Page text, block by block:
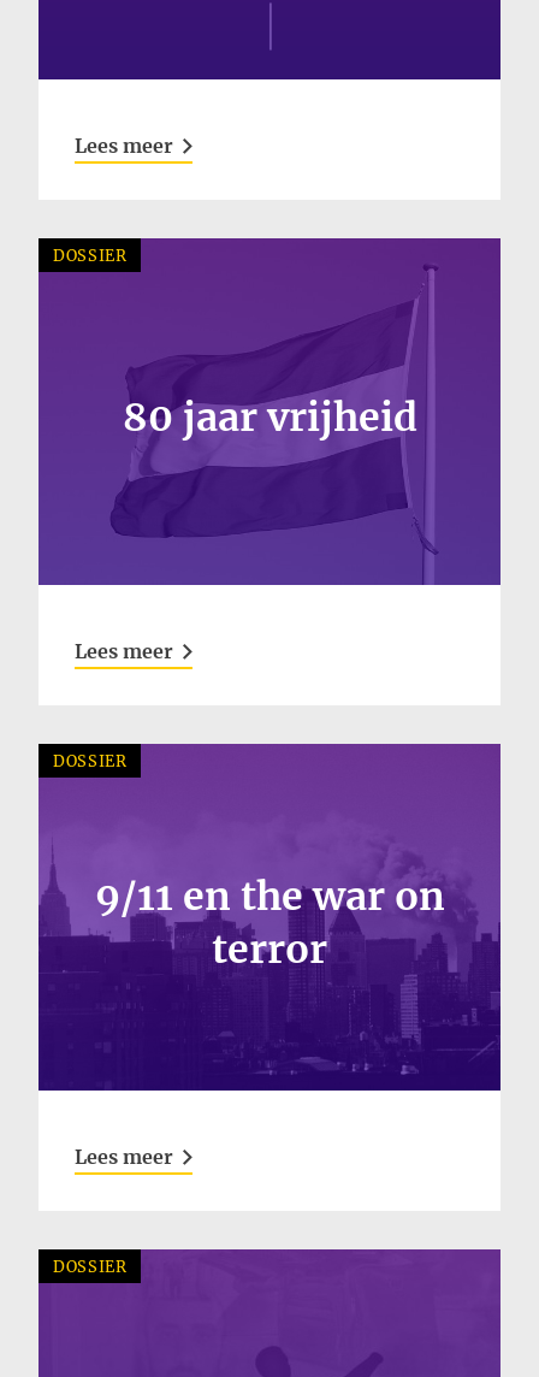
Lees meer
DOSSIER
80 jaar vrijheid
Lees meer
DOSSIER
9/11 en the war on
terror
Lees meer
DOSSIER